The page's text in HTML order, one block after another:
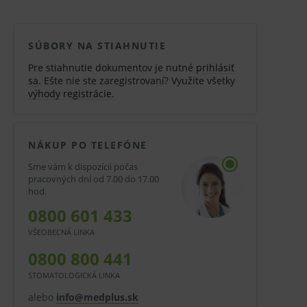
SÚBORY NA STIAHNUTIE
Pre stiahnutie dokumentov je nutné prihlásiť
sa. Ešte nie ste zaregistrovaní? Využite všetky
výhody registrácie.
NÁKUP PO TELEFÓNE
Sme vám k dispozícii počas
pracovných dní od 7.00 do 17.00
hod.
0800 601 433
VŠEOBECNÁ LINKA
0800 800 441
STOMATOLOGICKÁ LINKA
alebo info@medplus.sk